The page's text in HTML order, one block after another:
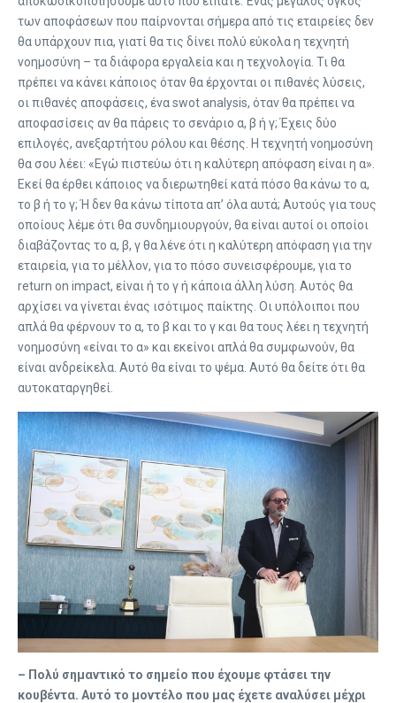
των αποφάσεων που παίρνονται σήμερα από τις εταιρείες δεν
θα υπάρχουν πια, γιατί θα τις δίνει πολύ εύκολα η τεχνητή
νοημοσύνη – τα διάφορα εργαλεία και η τεχνολογία. Τι θα
πρέπει να κάνει κάποιος όταν θα έρχονται οι πιθανές λύσεις,
οι πιθανές αποφάσεις, ένα swot analysis, όταν θα πρέπει να
αποφασίσεις αν θα πάρεις το σενάριο α, β ή γ; Έχεις δύο
επιλογές, ανεξαρτήτου ρόλου και θέσης. Η τεχνητή νοημοσύνη
θα σου λέει: «Εγώ πιστεύω ότι η καλύτερη απόφαση είναι η α».
Εκεί θα έρθει κάποιος να διερωτηθεί κατά πόσο θα κάνω το α,
το β ή το γ; Ή δεν θα κάνω τίποτα απ’ όλα αυτά; Αυτούς για τους
οποίους λέμε ότι θα συνδημιουργούν, θα είναι αυτοί οι οποίοι
διαβάζοντας το α, β, γ θα λένε ότι η καλύτερη απόφαση για την
εταιρεία, για το μέλλον, για το πόσο συνεισφέρουμε, για το
return on impact, είναι ή το γ ή κάποια άλλη λύση. Αυτός θα
αρχίσει να γίνεται ένας ισότιμος παίκτης. Οι υπόλοιποι που
απλά θα φέρνουν το α, το β και το γ και θα τους λέει η τεχνητή
νοημοσύνη «είναι το α» και εκείνοι απλά θα συμφωνούν, θα
είναι ανδρείκελα. Αυτό θα είναι το ψέμα. Αυτό θα δείτε ότι θα
αυτοκαταργηθεί.
– Πολύ σημαντικό το σημείο που έχουμε φτάσει την
κουβέντα. Αυτό το μοντέλο που μας έχετε αναλύσει μέχρι